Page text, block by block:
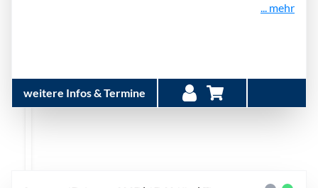
... mehr
weitere Infos & Termine